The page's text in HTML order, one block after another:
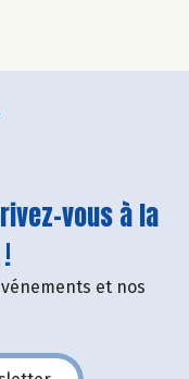
vous à la
et nos